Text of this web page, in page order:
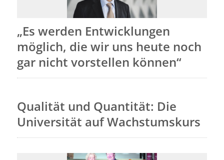
„Es werden Entwicklungen
möglich, die wir uns heute noch
gar nicht vorstellen können“
Qualität und Quantität: Die
Universität auf Wachstumskurs